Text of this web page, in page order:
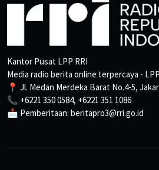
Kantor Pusat LPP RRI
Media radio berita online terpercaya -
📍 Jl. Medan Merdeka Barat No.4-5,
📞 +6221 350 0584, +6221 351 1086
📩 Pemberitaan: beritapro3@rri.go.id